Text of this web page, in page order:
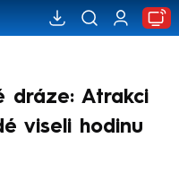
dráze: Atrakci
viseli hodinu